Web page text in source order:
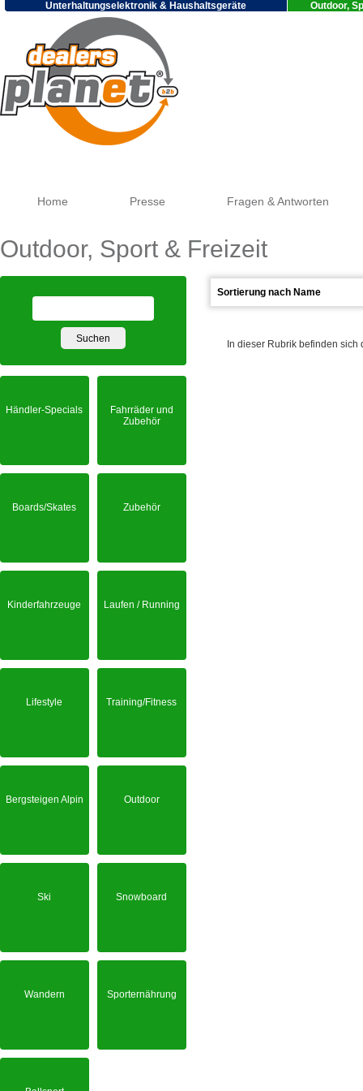
Unterhaltungselektronik & Haushaltsgeräte Outdoor,
Home Presse Fragen & Antworten
Outdoor, Sport & Freizeit
In dieser Rubrik befinden
Händler-Specials
Fahrräder und
Zubehör
Boards/Skates Zubehör
Kinderfahrzeuge Laufen / Running
Lifestyle Training/Fitness
Bergsteigen Alpin Outdoor
Ski Snowboard
Wandern Sporternährung